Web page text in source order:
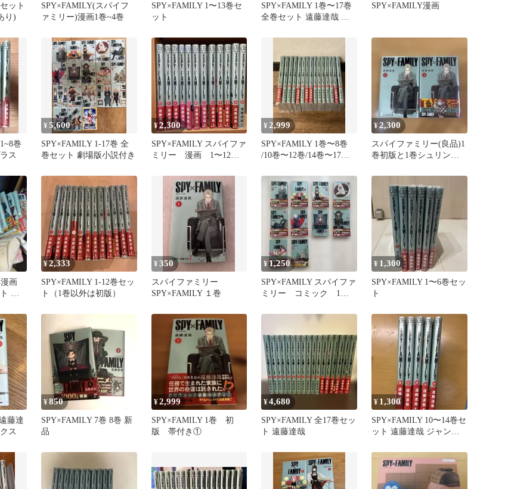
ット
り)
SPY×FAMILY(スパイフ
ァミリー)漫画1巻~4巻
SPY×FAMILY 1〜13巻セ
ット
SPY×FAMILY 1巻〜17巻
全巻セット 遠藤達哉 全
SPY×FAMILY漫画
巻
ス
¥5,600
SPY×FAMILY 1-17巻 全
巻セット 劇場版小説付き
¥2,300
SPY×FAMILY スパイファ
ミリー 漫画 1〜12巻
¥ 2,999
SPY×FAMILY 1巻〜8巻
/10巻〜12巻/14巻〜17巻
¥2,300
スパイファミリー(良品)1
巻初版と1巻シュリンク
です)
画
遠
¥2,333
SPY×FAMILY 1-12巻セッ
ト（1巻以外は初版）
¥350
スパイファミリー
SPY×FAMILY １巻
¥1,250
SPY×FAMILY スパイファ
ミリー コミック 1〜
¥ 1,300
SPY×FAMILY 1〜6巻セッ
ト
藤達
ス
¥850
SPY×FAMILY 7巻 8巻 新
品
¥2,999
SPY×FAMILY 1巻 初
版 帯付き①
¥4,680
SPY×FAMILY 全17巻セッ
ト 遠藤達哉
¥ 1,300
SPY×FAMILY 10〜14巻セ
ット 遠藤達哉 ジャンプ